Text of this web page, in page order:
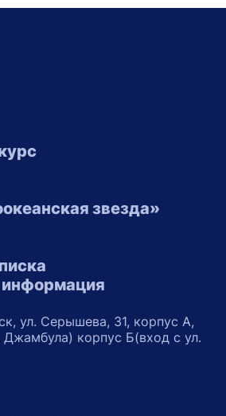
звезда»
информация
ул. Серышева, 31, корпус А,
корпус Б(вход с ул.